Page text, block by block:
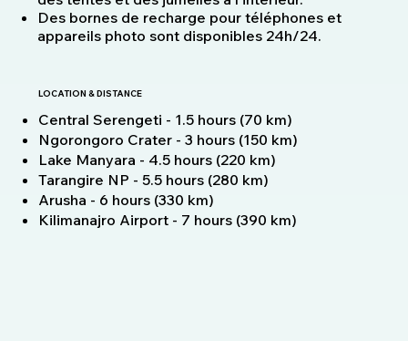
Des bornes de recharge pour téléphones et
appareils photo sont disponibles 24h/24.
LOCATION & DISTANCE
Central Serengeti - 1.5 hours (70 km)
Ngorongoro Crater - 3 hours (150 km)
Lake Manyara - 4.5 hours (220 km)
Tarangire NP - 5.5 hours (280 km)
Arusha - 6 hours (330 km)
Kilimanajro Airport - 7 hours (390 km)